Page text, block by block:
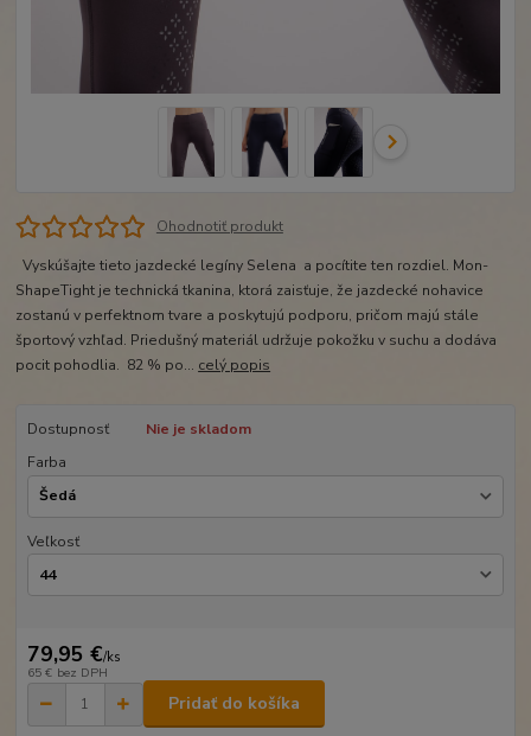
Ohodnotiť produkt
Vyskúšajte tieto jazdecké legíny Selena a pocítite ten rozdiel. Mon-
ShapeTight je technická tkanina, ktorá zaisťuje, že jazdecké nohavice
zostanú v perfektnom tvare a poskytujú podporu, pričom majú stále
športový vzhľad. Priedušný materiál udržuje pokožku v suchu a dodáva
pocit pohodlia. 82 % po... celý popis
Dostupnosť
Nie je skladom
Farba
Veľkosť
79,95 €/ks
65 € bez DPH
Pridať do košíka